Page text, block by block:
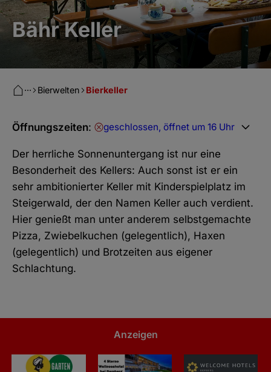
Bähr Keller
Bierkeller
Bierwelten
···
Öffnungszeiten: geschlossen, öffnet um 16 Uhr
Der herrliche Sonnenuntergang ist nur eine
Besonderheit des Kellers: Auch sonst ist er ein
sehr ambitionierter Keller mit Kinderspielplatz im
Steigerwald, der den Namen Keller auch verdient.
Hier genießt man unter anderem selbstgemachte
Pizza, Zwiebelkuchen (gelegentlich), Haxen
(gelegentlich) und Brotzeiten aus eigener
Schlachtung.
Anzeigen